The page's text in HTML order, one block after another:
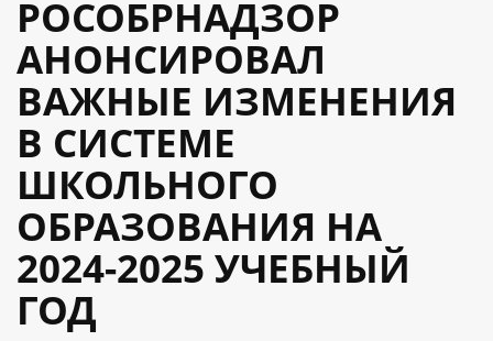
РОСОБРНАДЗОР
АНОНСИРОВАЛ
ВАЖНЫЕ ИЗМЕНЕНИЯ
В СИСТЕМЕ
ШКОЛЬНОГО
ОБРАЗОВАНИЯ НА
2024-2025 УЧЕБНЫЙ
ГОД